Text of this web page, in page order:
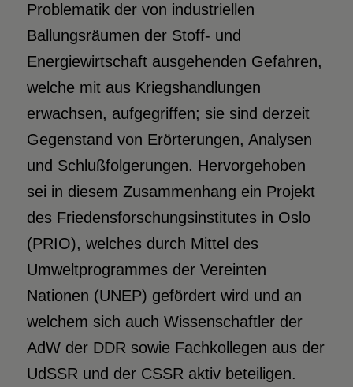
Problematik der von industriellen
Ballungsräumen der Stoff- und
Energiewirtschaft ausgehenden Gefahren,
welche mit aus Kriegshandlungen
erwachsen, aufgegriffen; sie sind derzeit
Gegenstand von Erörterungen, Analysen
und Schlußfolgerungen. Hervorgehoben
sei in diesem Zusammenhang ein Projekt
des Friedensforschungsinstitutes in Oslo
(PRIO), welches durch Mittel des
Umweltprogrammes der Vereinten
Nationen (UNEP) gefördert wird und an
welchem sich auch Wissenschaftler der
AdW der DDR sowie Fachkollegen aus der
UdSSR und der CSSR aktiv beteiligen.